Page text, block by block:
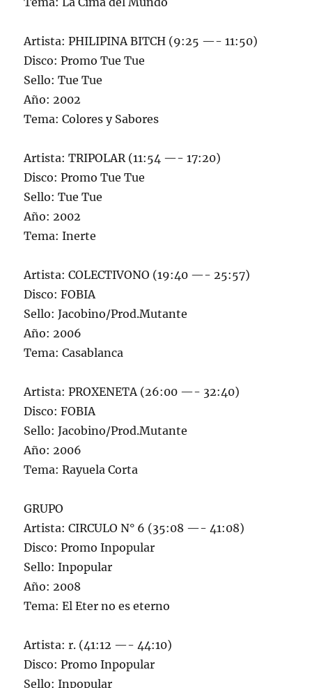
Artista: PHILIPINA BITCH (9:25 —- 11:50)
Disco: Promo Tue Tue
Sello: Tue Tue
Año: 2002
Tema: Colores y Sabores
Artista: TRIPOLAR (11:54 —- 17:20)
Disco: Promo Tue Tue
Sello: Tue Tue
Año: 2002
Tema: Inerte
Artista: COLECTIVONO (19:40 —- 25:57)
Disco: FOBIA
Sello: Jacobino/Prod.Mutante
Año: 2006
Tema: Casablanca
Artista: PROXENETA (26:00 —- 32:40)
Disco: FOBIA
Sello: Jacobino/Prod.Mutante
Año: 2006
Tema: Rayuela Corta
GRUPO
Artista: CIRCULO N° 6 (35:08 —- 41:08)
Disco: Promo Inpopular
Sello: Inpopular
Año: 2008
Tema: El Eter no es eterno
Artista: r. (41:12 —- 44:10)
Disco: Promo Inpopular
Sello: Inpopular